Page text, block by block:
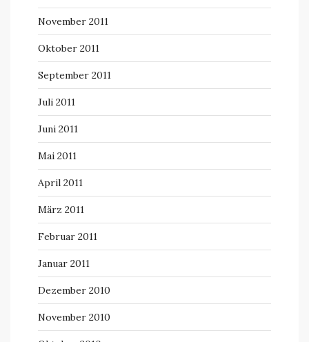
November 2011
Oktober 2011
September 2011
Juli 2011
Juni 2011
Mai 2011
April 2011
März 2011
Februar 2011
Januar 2011
Dezember 2010
November 2010